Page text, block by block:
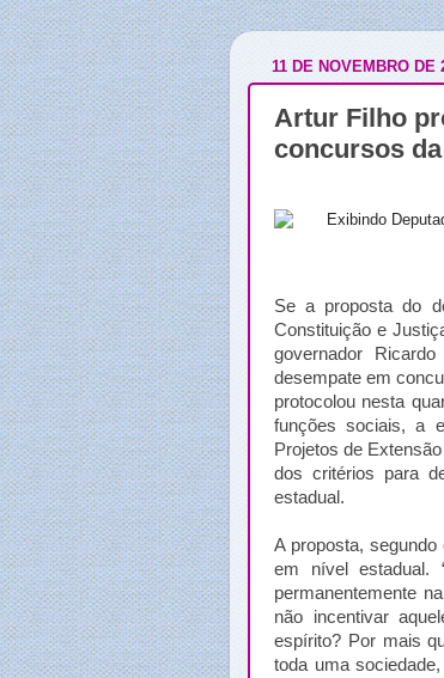
11 DE NOVEMBRO DE
Artur Filho
concursos
Se a proposta do
Constituição e
governador
desempate em
protocolou nesta
funções sociais, a
Projetos de
dos critérios para
estadual.
A proposta,
em nível estadual.
permanentemente
não incentivar
espírito? Por mais
toda uma